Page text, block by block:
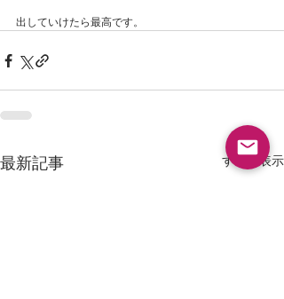
出していけたら最高です。
最新記事 すべて表示